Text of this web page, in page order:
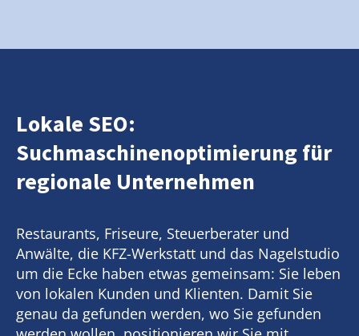
Lokale SEO:
Suchmaschinenoptimierung für
regionale Unternehmen
Restaurants, Friseure, Steuerberater und
Anwälte, die KFZ-Werkstatt und das Nagelstudio
um die Ecke haben etwas gemeinsam: Sie leben
von lokalen Kunden und Klienten. Damit Sie
genau da gefunden werden, wo Sie gefunden